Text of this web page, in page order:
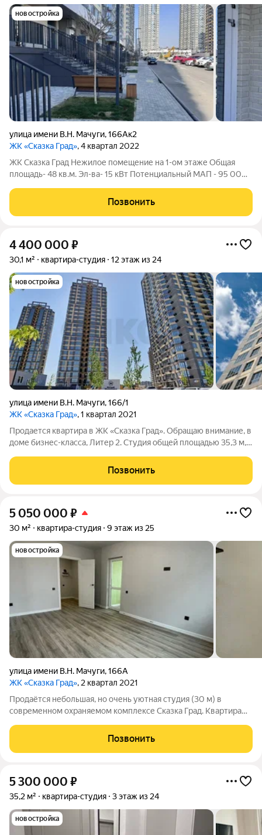
новостройка
улица имени В.Н. Мачуги,166Ак2
ЖК «Сказка Град», 4 квартал 2022
ЖК Сказка Град Нежилое помещение на 1-ом этаже Общая
площадь- 48 кв.м. Эл-ва- 15 кВт Потенциальный МАП - 95 000
районов города. Высокая плотность населения в районе
Развитая инфраструктура
Позвонить
4 400 000 ₽
30,1 м² квартира-студия 12 этаж из 24
новостройка
улица имени В.Н. Мачуги,166/1
ЖК «Сказка Град», 1 квартал 2021
Продается квартира в ЖК «Сказка Град». Обращаю внимание, в
доме бизнес-класса, Литер 2. Студия общей площадью 35,3 м, с
предчистовой отделке, на комфортном видовом 12-ом этаже.
Закрытая и
Позвонить
5 050 000 ₽
30 м² квартира-студия 9 этаж из 25
новостройка
улица имени В.Н. Мачуги,166А
ЖК «Сказка Град», 2 квартал 2021
Продаётся небольшая, но очень уютная студия (30 м) в
современном охраняемом комплексе Сказка Град. Квартира
безопасно: территория закрыта, есть охрана, консьерж и
видеонаблюдение. Окна выходят во
Позвонить
5 300 000 ₽
35,2 м² квартира-студия 3 этаж из 24
новостройка